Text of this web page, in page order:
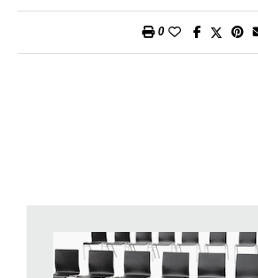
incuriosisce fin dal titolo – La teoria
molto diversi tra loro, ma legati
rappresentato dallo sguardo disincantato
0